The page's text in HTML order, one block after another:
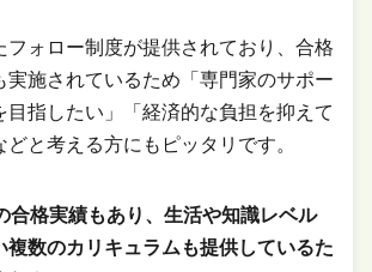
フォロー制度が提供されており、合格
実施されているため「専門家のサポー
目指したい」「経済的な負担を抑えて
と考える方にもピッタリです。
合格実績もあり、生活や知識レベル
複数のカリキュラムも提供しているた